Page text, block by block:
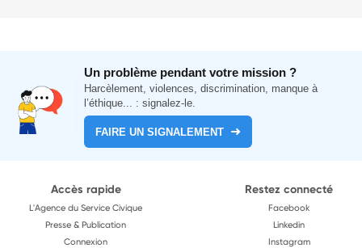
Un problème pendant votre mission ?
Harcèlement, violences, discrimination, manque à
l’éthique... : signalez-le.
FAIRE UN SIGNALEMENT
Accès rapide
L'Agence du Service Civique
Presse & Publication
Connexion
Restez connecté
Facebook
Linkedin
Instagram